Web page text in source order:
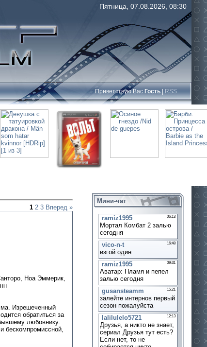
Пятница, 07.08.2026, 08:30
Приветствую Вас Гость RSS
1 2 3 Вперед »
Ноа Эммерик,
Изрешеченный
обратиться за
любовнику.
бескомпромиссной,
Мини-чат